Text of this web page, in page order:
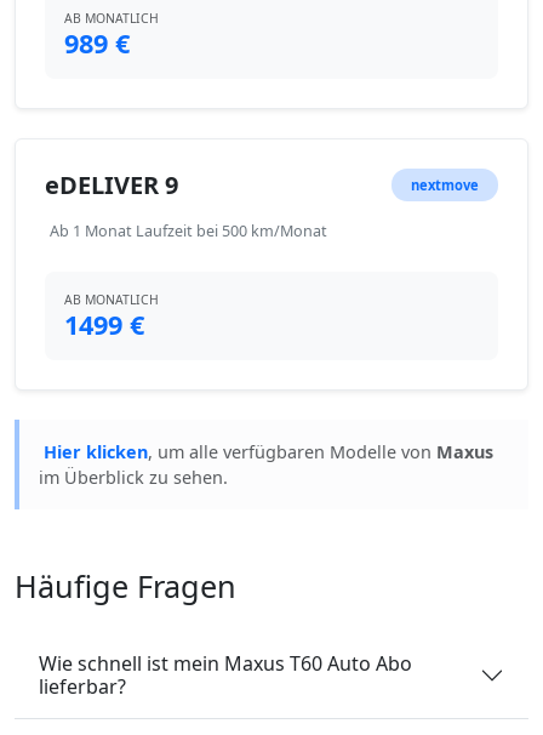
AB MONATLICH
989 €
eDELIVER 9 nextmove
Ab 1 Monat Laufzeit bei 500 km/Monat
AB MONATLICH
1499 €
Hier klicken, um alle verfügbaren Modelle von Maxus
im Überblick zu sehen.
Häufige Fragen
Wie schnell ist mein Maxus T60 Auto Abo
lieferbar?